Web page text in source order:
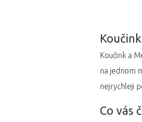
Koučink a
na jednom
nejrychleji
Co vás